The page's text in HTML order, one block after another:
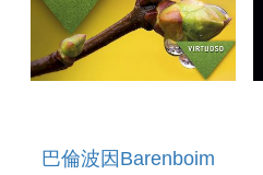
巴倫波因Barenboim